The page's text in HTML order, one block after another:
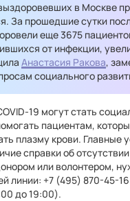
в Москве
За прошедшие сутки
еще 3675
от инфекции,
Анастасия Ракова,
социального
19 могут стать
пациентам,
плазму крови. Главные
справки об
или волонтером,
линии: +7 (495) 870-45-
до 19:00).